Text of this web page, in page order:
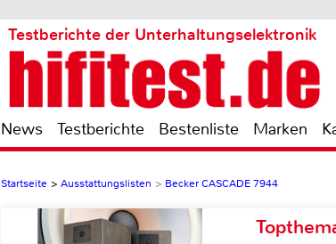
Testberichte der Unterhaltungselektronik
News Testberichte Bestenliste Marken
Startseite > Ausstattungslisten > Becker CASCADE 7944